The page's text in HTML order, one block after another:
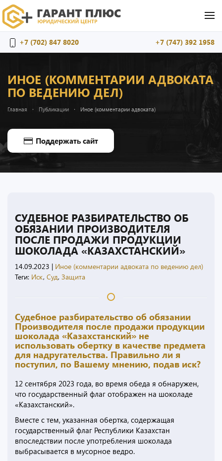
+7 (702) 847 8020 +7 (747) 392 1958
ИНОЕ (КОММЕНТАРИИ АДВОКАТА
ПО ВЕДЕНИЮ ДЕЛ)
Главная Публикации Иное (комментарии адвоката)
Поддержать сайт
СУДЕБНОЕ РАЗБИРАТЕЛЬСТВО ОБ
ОБЯЗАНИИ ПРОИЗВОДИТЕЛЯ
ПОСЛЕ ПРОДАЖИ ПРОДУКЦИИ
ШОКОЛАДА «КАЗАХСТАНСКИЙ»
14.09.2023 | Иное (комментарии адвоката по ведению дел)
Теги: Иск, Суд, Защита
Судебное разбирательство об обязании
Производителя после продажи продукции
шоколада «Казахстанский» не
использовать обертку в качестве предмета
для надругательства. Правильно ли я
поступил, по Вашему мнению, подав иск?
12 сентября 2023 года, во время обеда я обнаружен,
что государственный флаг отображен на шоколаде
«Казахстанский».
Вместе с тем, указанная обертка, содержащая
государственный флаг Республики Казахстан
впоследствии после употребления шоколада
выбрасывается в мусорное ведро.